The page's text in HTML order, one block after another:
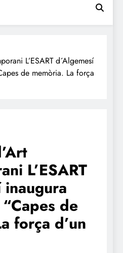
L’ESART d´Algemesí
de memòria. La força
L’ESART
inaugura
de
força d’un